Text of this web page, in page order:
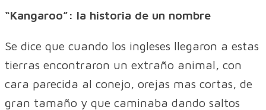
“Kangaroo”: la historia de un nombre
Se dice que cuando los ingleses llegaron a estas
tierras encontraron un extraño animal, con
cara parecida al conejo, orejas mas cortas, de
gran tamaño y que caminaba dando saltos